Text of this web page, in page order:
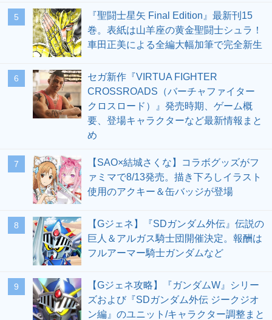
5
『聖闘士星矢 Final Edition』最新刊15
巻。表紙は山羊座の黄金聖闘士シュラ！
車田正美による全編大幅加筆で完全新生
6
セガ新作『VIRTUA FIGHTER
CROSSROADS（バーチャファイター
クロスロード）』発売時期、ゲーム概
要、登場キャラクターなど最新情報まと
め
7
【SAO×結城さくな】コラボグッズがフ
ァミマで8/13発売。描き下ろしイラスト
使用のアクキー＆缶バッジが登場
8
【Gジェネ】『SDガンダム外伝』伝説の
巨人＆アルガス騎士団開催決定。報酬は
フルアーマー騎士ガンダムなど
9
【Gジェネ攻略】『ガンダムW』シリー
ズおよび『SDガンダム外伝 ジークジオ
ン編』のユニット/キャラクター調整まと